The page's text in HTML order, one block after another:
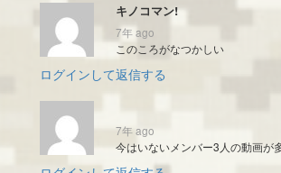
キノコマン!
7年 ago
このころがなつかしい
ログインして返信する
7年 ago
今はいないメンバー3人の動画が